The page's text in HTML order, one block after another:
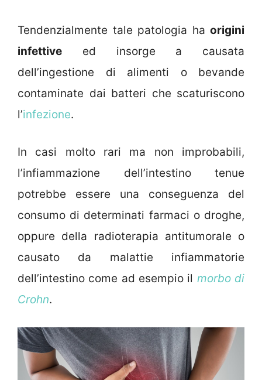
Tendenzialmente tale patologia ha origini
infettive ed insorge a causata
dell’ingestione di alimenti o bevande
contaminate dai batteri che scaturiscono
l’infezione.
In casi molto rari ma non improbabili,
l’infiammazione dell’intestino tenue
potrebbe essere una conseguenza del
consumo di determinati farmaci o droghe,
oppure della radioterapia antitumorale o
causato da malattie infiammatorie
dell’intestino come ad esempio il morbo di
Crohn.